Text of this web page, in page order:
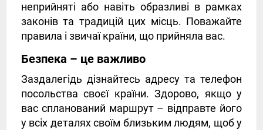
неприйняті або навіть образливі в рамках
законів та традицій цих місць. Поважайте
правила і звичаї країни, що прийняла вас.
Безпека – це важливо
Заздалегідь дізнайтесь адресу та телефон
посольства своєї країни. Здорово, якщо у
вас спланований маршрут – відправте його
у всіх деталях своїм близьким людям, щоб у